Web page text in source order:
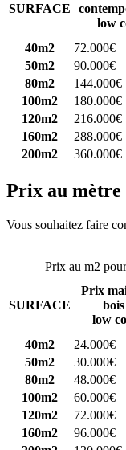
SURFACE
low
40m2
72.000€
50m2
90.000€
80m2
144.000€
100m2
180.000€
120m2
216.000€
160m2
288.000€
200m2
360.000€
Prix au mètre
Vous souhaitez faire
Prix au m2
SURFACE
Prix
bois
low
40m2
24.000€
50m2
30.000€
80m2
48.000€
100m2
60.000€
120m2
72.000€
160m2
96.000€